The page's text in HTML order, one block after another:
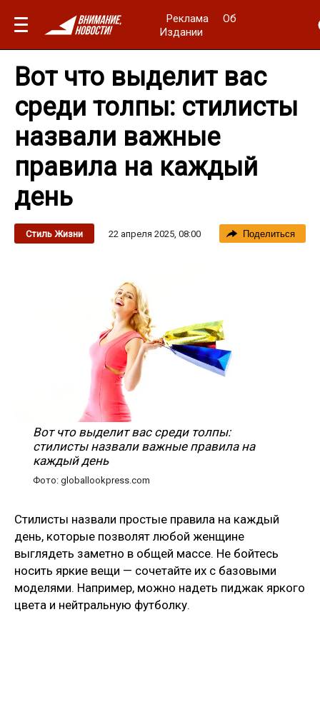
Реклама
Об
Издании
Вот что выделит вас
среди толпы: стилисты
назвали важные
правила на каждый
день
Стиль Жизни 22 апреля 2025, 08:00 Поделиться
Вот что выделит вас среди толпы:
стилисты назвали важные правила на
каждый день
Фото: globallookpress.com
Стилисты назвали простые правила на каждый
день, которые позволят любой женщине
выглядеть заметно в общей массе. Не бойтесь
носить яркие вещи — сочетайте их с базовыми
моделями. Например, можно надеть пиджак яркого
цвета и нейтральную футболку.